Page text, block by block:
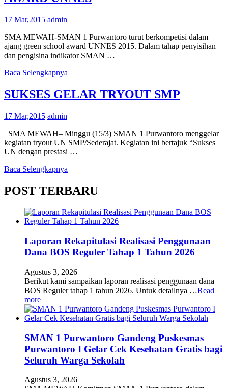
17 Mar,2015 admin
SMA MEWAH-SMAN 1 Purwantoro turut berkompetisi dalam
ajang green school award UNNES 2015. Dalam tahap penyisihan
dan pengisina indikator SMAN …
Baca Selengkapnya
SUKSES GELAR TRYOUT SMP
17 Mar,2015 admin
SMA MEWAH– Minggu (15/3) SMAN 1 Purwantoro menggelar
kegiatan tryout UN SMP/Sederajat. Kegiatan ini bertajuk “Sukses
UN dengan prestasi …
Baca Selengkapnya
POST TERBARU
Laporan Rekapitulasi Realisasi Penggunaan
Dana BOS Reguler Tahap 1 Tahun 2026
Agustus 3, 2026
Berikut kami sampaikan laporan realisasi penggunaan dana
BOS Reguler tahap 1 tahun 2026. Untuk detailnya …Read
more
SMAN 1 Purwantoro Gandeng Puskesmas
Purwantoro I Gelar Cek Kesehatan Gratis bagi
Seluruh Warga Sekolah
Agustus 3, 2026